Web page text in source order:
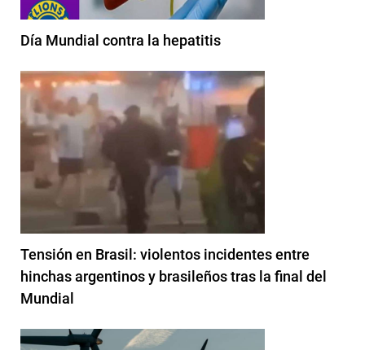
Día Mundial contra la hepatitis
Tensión en Brasil: violentos incidentes entre
hinchas argentinos y brasileños tras la final del
Mundial